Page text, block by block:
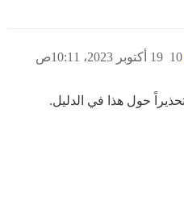
19 أكتوبر 2023، 10:11ص 10
حول هذا في الدليل.